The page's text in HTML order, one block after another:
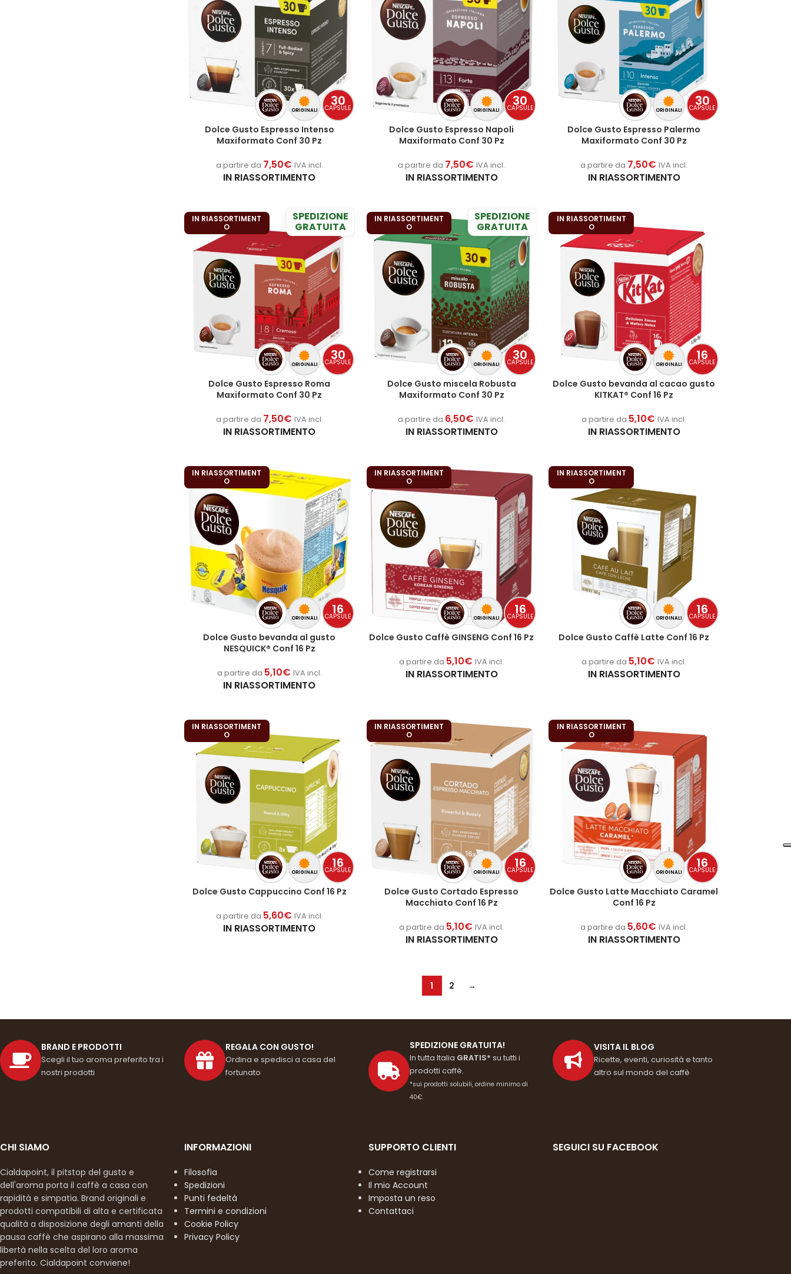
30
CAPSULE
ORIGINALI
Dolce Gusto Espresso Intenso
Maxiformato Conf 30 Pz
a partire da 7,50€ IVA incl.
IN RIASSORTIMENTO
30
CAPSULE
ORIGINALI
Dolce Gusto Espresso Napoli
Maxiformato Conf 30 Pz
a partire da 7,50€ IVA incl.
IN RIASSORTIMENTO
30
CAPSULE
ORIGINALI
Dolce Gusto Espresso Palermo
Maxiformato Conf 30 Pz
a partire da 7,50€ IVA incl.
IN RIASSORTIMENTO
IN RIASSORTIMENT
O
30
CAPSULE
ORIGINALI
SPEDIZIONE
GRATUITA
Dolce Gusto Espresso Roma
Maxiformato Conf 30 Pz
a partire da 7,50€ IVA incl.
IN RIASSORTIMENTO
IN RIASSORTIMENT
O
30
CAPSULE
ORIGINALI
SPEDIZIONE
GRATUITA
Dolce Gusto miscela Robusta
Maxiformato Conf 30 Pz
a partire da 6,50€ IVA incl.
IN RIASSORTIMENTO
IN RIASSORTIMENT
O
16
CAPSULE
ORIGINALI
Dolce Gusto bevanda al cacao gusto
KITKAT® Conf 16 Pz
a partire da 5,10€ IVA incl.
IN RIASSORTIMENTO
IN RIASSORTIMENT
O
16
CAPSULE
ORIGINALI
Dolce Gusto bevanda al gusto
NESQUICK® Conf 16 Pz
a partire da 5,10€ IVA incl.
IN RIASSORTIMENTO
IN RIASSORTIMENT
O
16
CAPSULE
ORIGINALI
Dolce Gusto Caffè GINSENG Conf 16 Pz
a partire da 5,10€ IVA incl.
IN RIASSORTIMENTO
IN RIASSORTIMENT
O
16
CAPSULE
ORIGINALI
Dolce Gusto Caffè Latte Conf 16 Pz
a partire da 5,10€ IVA incl.
IN RIASSORTIMENTO
IN RIASSORTIMENT
O
16
CAPSULE
ORIGINALI
Dolce Gusto Cappuccino Conf 16 Pz
a partire da 5,60€ IVA incl.
IN RIASSORTIMENTO
IN RIASSORTIMENT
O
16
CAPSULE
ORIGINALI
Dolce Gusto Cortado Espresso
Macchiato Conf 16 Pz
a partire da 5,10€ IVA incl.
IN RIASSORTIMENTO
IN RIASSORTIMENT
O
16
CAPSULE
ORIGINALI
Dolce Gusto Latte Macchiato Caramel
Conf 16 Pz
a partire da 5,60€ IVA incl.
IN RIASSORTIMENTO
1 2 →
BRAND E PRODOTTI
Scegli il tuo aroma preferito tra i
nostri prodotti
REGALA CON GUSTO!
Ordina e spedisci a casa del
fortunato
SPEDIZIONE GRATUITA!
In tutta Italia GRATIS* su tutti i
prodotti caffè.
*sui prodotti solubili, ordine minimo di
40€.
VISITA IL BLOG
Ricette, eventi, curiosità e tanto
altro sul mondo del caffè
CHI SIAMO
Cialdapoint, il pitstop del gusto e
dell'aroma porta il caffè a casa con
rapidità e simpatia. Brand originali e
prodotti compatibili di alta e certificata
qualità a disposizione degli amanti della
pausa caffè che aspirano alla massima
libertà nella scelta del loro aroma
preferito. Cialdapoint conviene!
INFORMAZIONI
Filosofia
Spedizioni
Punti fedeltà
Termini e condizioni
Cookie Policy
Privacy Policy
SUPPORTO CLIENTI
Come registrarsi
Il mio Account
Imposta un reso
Contattaci
SEGUICI SU FACEBOOK